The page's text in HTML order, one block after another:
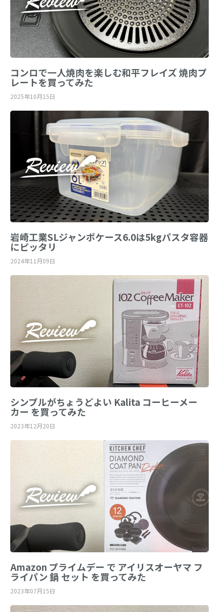
コンロで一人焼肉を楽しむ和平フレイズ 焼肉プ
レートを買ってみた
2025年10月15日
岩崎工業SLジャンボケース6.0は5kgパスタ容器
にピッタリ
2024年11月09日
シンプルがちょうどよい Kalita コーヒーメー
カー を買ってみた
2023年12月20日
Amazon プライムデー で アイリスオーヤマ フ
ライパン 鍋 セット を買ってみた
2023年07月15日